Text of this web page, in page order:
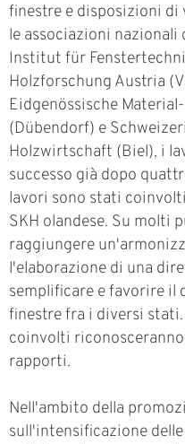
finestre e disposizioni di
le associazioni
Institut für
Holzforschung Austria
Eidgenössische
(Dübendorf) e
Holzwirtschaft (Biel), i
successo già dopo
lavori sono stati
SKH olandese. Su molti
raggiungere
l'elaborazione di una
semplificare e favorire
finestre fra i diversi
coinvolti
rapporti.
Nell'ambito della
sull'intensificazione